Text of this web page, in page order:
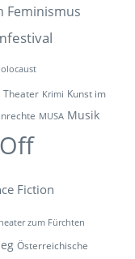
Feminismus
Theater Krimi Kunst im
MUSA Musik
Off
Fiction
zum Fürchten
Österreichische